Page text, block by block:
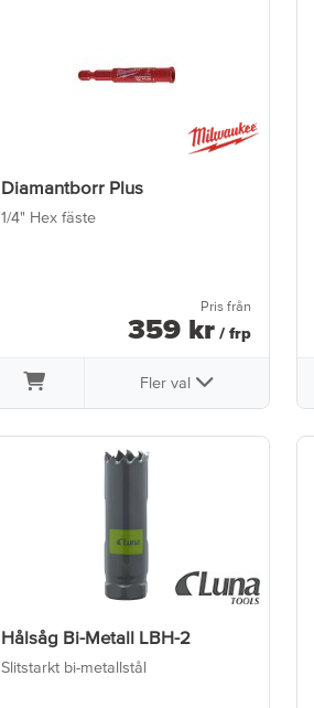
Diamantborr Plus
1/4" Hex fäste
Pris från
359 kr / frp
Fler val
Hålsåg Bi-Metall LBH-2
Slitstarkt bi-metallstål